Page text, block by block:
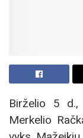
Birželio 5 d.,
Merkelio